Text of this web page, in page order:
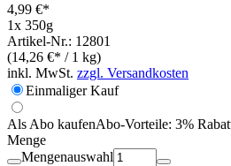
4,99 €*
1x 350g
Artikel-Nr.: 12801
(14,26 €* / 1 kg)
inkl. MwSt. zzgl. Versandkosten
Einmaliger Kauf
Als Abo kaufenAbo-Vorteile: 3%
Menge
Mengenauswahl